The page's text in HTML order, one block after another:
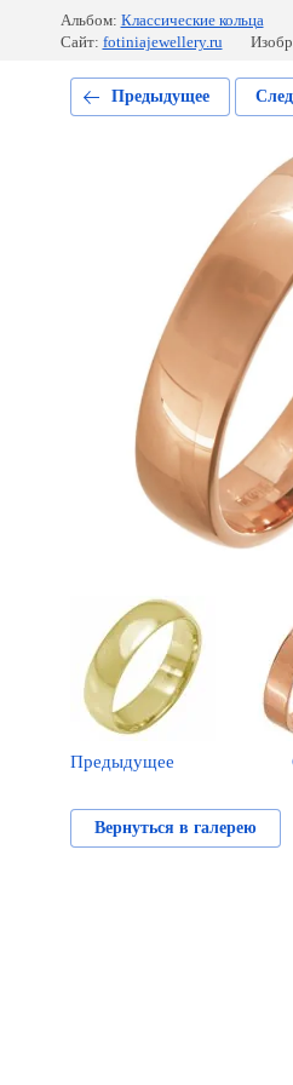
Альбом: Классические кольца
Сайт: fotiniajewellery.ru
Предыдущее
Предыдущее
Вернуться в галерею